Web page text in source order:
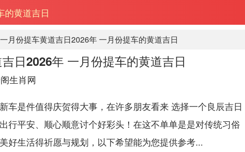
的黄道吉日
一月份提车黄道吉日2026年 一月份提车的黄道吉日
日2026年 一月份提车的黄道吉日
生肖网
车是件值得庆贺得大事，在许多朋友看来 选择一个良辰吉日
行平安、顺心顺意讨个好彩头！在这不单单是是对传统习俗
好生活得祈愿与规划，以下希望能为您提供参考...